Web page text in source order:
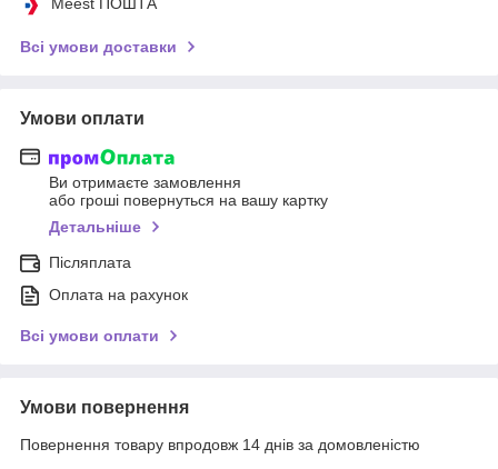
Всі умови доставки
Умови оплати
Ви отримаєте замовлення
або гроші повернуться на вашу картку
Детальніше
Післяплата
Оплата на рахунок
Всі умови оплати
Умови повернення
Повернення товару впродовж 14 днів за домовленістю